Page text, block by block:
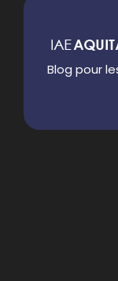
Blog pour